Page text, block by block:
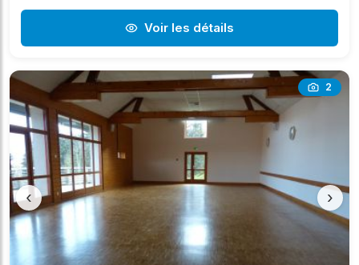
Voir les détails
2
‹ ›